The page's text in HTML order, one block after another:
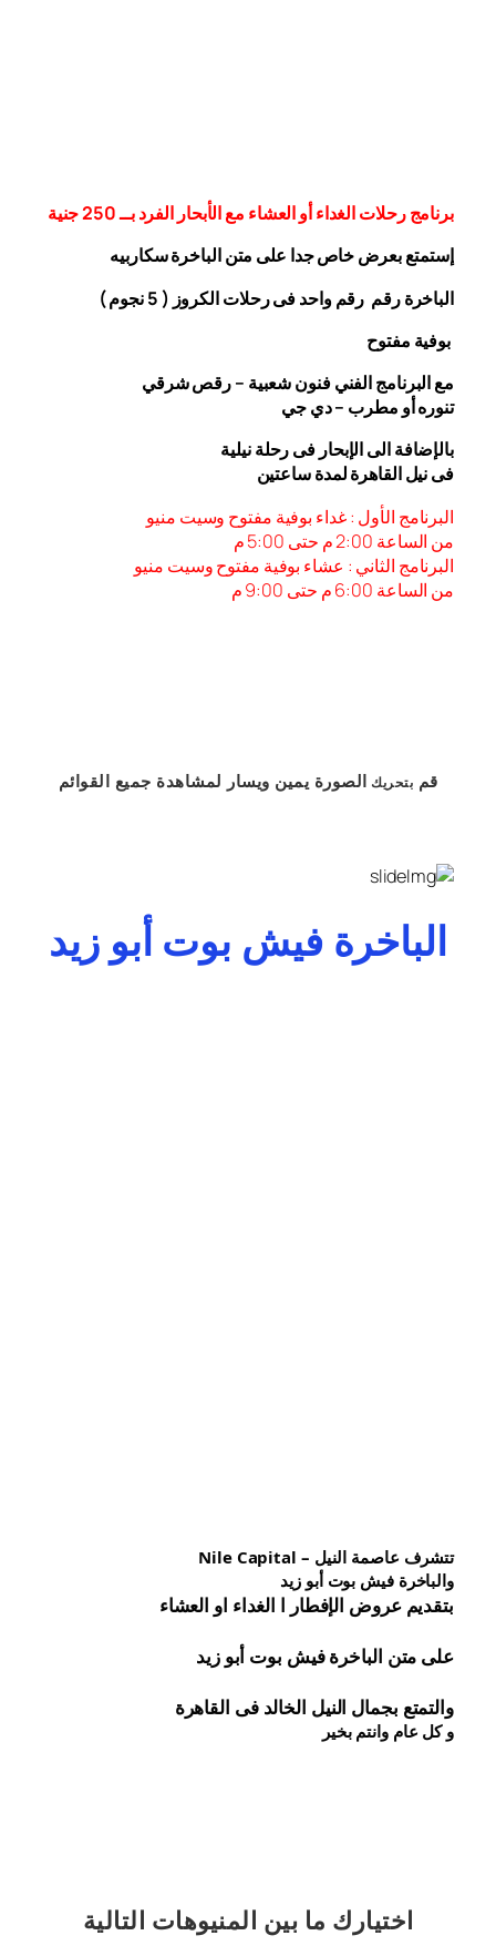
برنامج رحلات الغداء أو العشاء مع الأبحار الفرد بــ 250 جنية
إستمتع بعرض خاص جدا على متن الباخرةسكاربيه
الباخرة رقم رقم واحد فى رحلات الكروز ( 5 نجوم )
بوفية مفتوح
مع البرنامج الفني فنون شعبية – رقص شرقي
تنوره أو مطرب – دي جي
بالإضافة الى الإبحار فى رحلة نيلية
فى نيل القاهرة لمدة ساعتين
البرنامج الأول : غداء بوفية مفتوح وسيت منيو
من الساعة 2:00 م حتى 5:00 م
البرنامج الثاني : عشاء بوفية مفتوح وسيت منيو
من الساعة 6:00 م حتى 9:00 م
قم بتحريك الصورة يمين ويسار لمشاهدة جميع القوائم
الباخرة فيش بوت أبو زيد
تتشرف عاصمة النيل – Nile Capital
والباخرة فيش بوت أبو زيد
بتقديم عروض الإفطار ا الغداء او العشاء
على متن الباخرة فيش بوت أبو زيد
والتمتع بجمال النيل الخالد فى القاهرة
و كل عام وانتم بخير
اختيارك ما بين المنيوهات التالية